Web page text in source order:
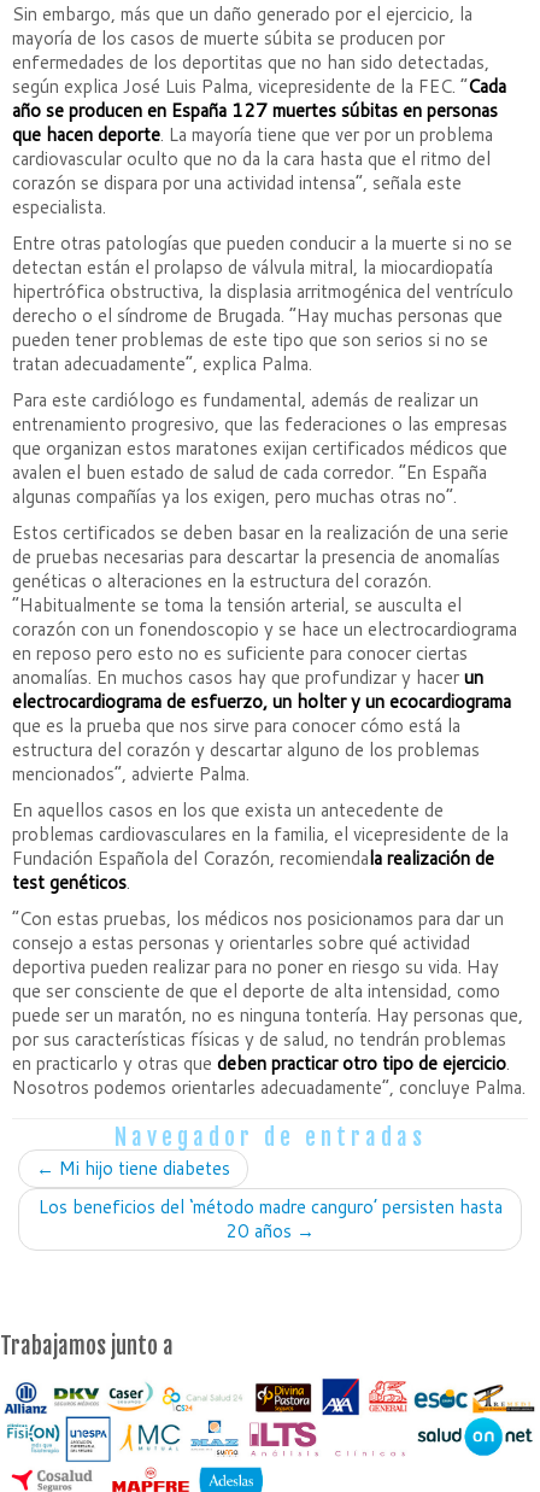
Sin embargo, más que un daño generado por el ejercicio, la
mayoría de los casos de muerte súbita se producen por
enfermedades de los deportitas que no han sido detectadas,
según explica José Luis Palma, vicepresidente de la FEC. “Cada
año se producen en España 127 muertes súbitas en personas
que hacen deporte. La mayoría tiene que ver por un problema
cardiovascular oculto que no da la cara hasta que el ritmo del
corazón se dispara por una actividad intensa”, señala este
especialista.
Entre otras patologías que pueden conducir a la muerte si no se
detectan están el prolapso de válvula mitral, la miocardiopatía
hipertrófica obstructiva, la displasia arritmogénica del ventrículo
derecho o el síndrome de Brugada. “Hay muchas personas que
pueden tener problemas de este tipo que son serios si no se
tratan adecuadamente”, explica Palma.
Para este cardiólogo es fundamental, además de realizar un
entrenamiento progresivo, que las federaciones o las empresas
que organizan estos maratones exijan certificados médicos que
avalen el buen estado de salud de cada corredor. “En España
algunas compañías ya los exigen, pero muchas otras no”.
Estos certificados se deben basar en la realización de una serie
de pruebas necesarias para descartar la presencia de anomalías
genéticas o alteraciones en la estructura del corazón.
“Habitualmente se toma la tensión arterial, se ausculta el
corazón con un fonendoscopio y se hace un electrocardiograma
en reposo pero esto no es suficiente para conocer ciertas
anomalías. En muchos casos hay que profundizar y hacerun
electrocardiograma de esfuerzo, un holter y un ecocardiograma
que es la prueba que nos sirve para conocer cómo está la
estructura del corazón y descartar alguno de los problemas
mencionados”, advierte Palma.
En aquellos casos en los que exista un antecedente de
problemas cardiovasculares en la familia, el vicepresidente de la
Fundación Española del Corazón, recomiendala realización de
test genéticos.
“Con estas pruebas, los médicos nos posicionamos para dar un
consejo a estas personas y orientarles sobre qué actividad
deportiva pueden realizar para no poner en riesgo su vida. Hay
que ser consciente de que el deporte de alta intensidad, como
puede ser un maratón, no es ninguna tontería. Hay personas que,
por sus características físicas y de salud, no tendrán problemas
en practicarlo y otras que deben practicar otro tipo de ejercicio.
Nosotros podemos orientarles adecuadamente”, concluye Palma.
Navegador de entradas
← Mi hijo tiene diabetes
Los beneficios del ‘método madre canguro’ persisten hasta
20 años →
Trabajamos junto a